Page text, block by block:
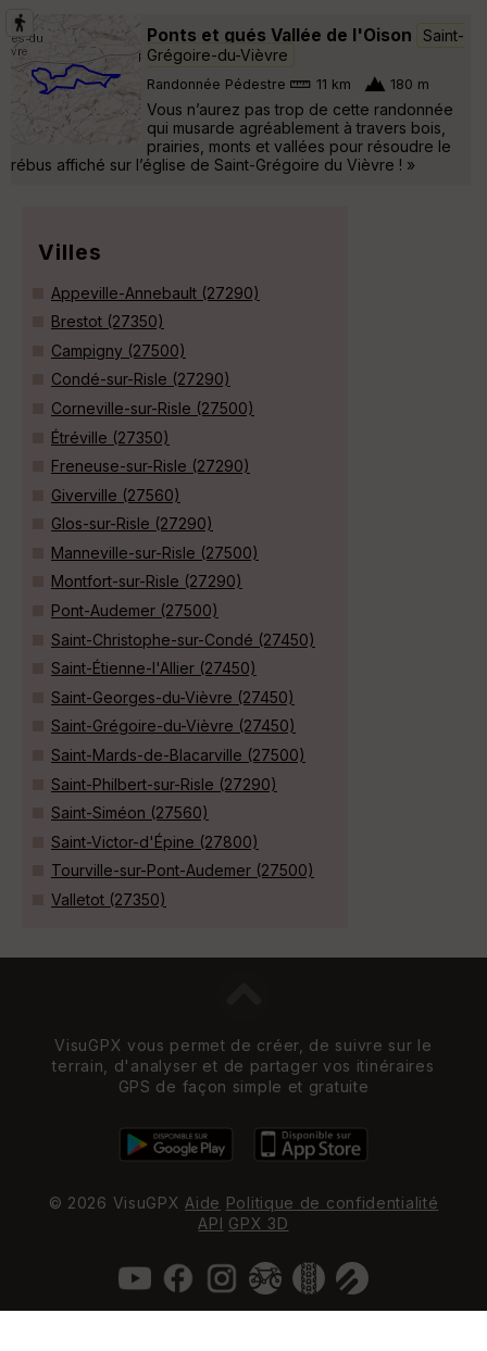
Ponts et gués Vallée de l'Oison
Saint-
Grégoire-du-Vièvre
Randonnée Pédestre 11 km 180 m
Vous n’aurez pas trop de cette randonnée
qui musarde agréablement à travers bois,
prairies, monts et vallées pour résoudre le
rébus affiché sur l’église de Saint-Grégoire du Vièvre ! »
Villes
Appeville-Annebault (27290)
Brestot (27350)
Campigny (27500)
Condé-sur-Risle (27290)
Corneville-sur-Risle (27500)
Étréville (27350)
Freneuse-sur-Risle (27290)
Giverville (27560)
Glos-sur-Risle (27290)
Manneville-sur-Risle (27500)
Montfort-sur-Risle (27290)
Pont-Audemer (27500)
Saint-Christophe-sur-Condé (27450)
Saint-Étienne-l'Allier (27450)
Saint-Georges-du-Vièvre (27450)
Saint-Grégoire-du-Vièvre (27450)
Saint-Mards-de-Blacarville (27500)
Saint-Philbert-sur-Risle (27290)
Saint-Siméon (27560)
Saint-Victor-d'Épine (27800)
Tourville-sur-Pont-Audemer (27500)
Valletot (27350)
VisuGPX vous permet de créer, de suivre sur le
terrain, d'analyser et de partager vos itinéraires
GPS de façon simple et gratuite
© 2026 VisuGPX Aide Politique de confidentialité
API GPX 3D